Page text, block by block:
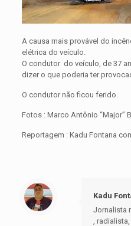
A causa mais provável do
elétrica do veículo.
O condutor do veículo, de 37
dizer o que poderia ter
O condutor não ficou ferido.
Fotos : Marco Antônio “Major”
Reportagem : Kadu Fontana
Kadu
Jornalista
,